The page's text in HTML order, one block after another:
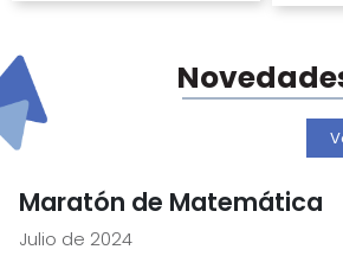
Maratón de Matemática
Julio de 2024